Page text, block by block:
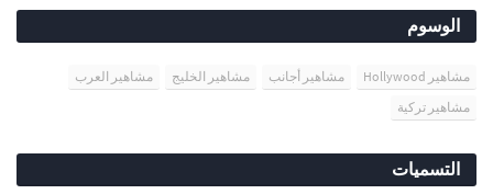
الوسوم
مشاهير Hollywood مشاهير أجانب مشاهير الخليج
مشاهير العرب
مشاهير تركية
التسميات